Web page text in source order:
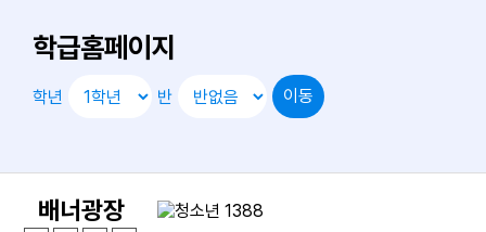
단무지무침
깐풍만두 (1.2.5.6.10.12.13.15.16.18)
배추김치 (9)
양념(저녁) (5.6.13)
12
전학공(6교시)
미래인재양성교육(1학년, 6-7교시)
19
교직원회의(6교시)
학급홈페이지
학년 반
배너광장